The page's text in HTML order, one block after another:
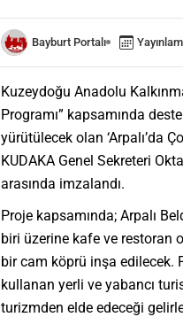
Bayburt Portalı
Kuzeydoğu Anadolu
Programı” kapsamında
yürütülecek olan ‘Arpalı’da
KUDAKA Genel Sekreteri
arasında imzalandı.
Proje kapsamında; Arpalı
biri üzerine kafe ve restoran
bir cam köprü inşa edilecek.
kullanan yerli ve yabancı
turizmden elde edeceği